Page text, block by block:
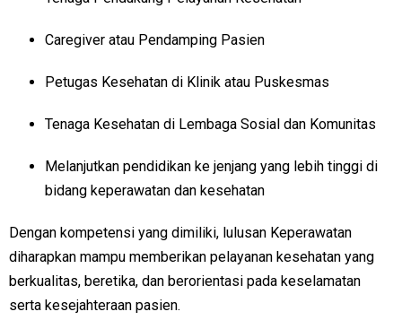
Caregiver atau Pendamping Pasien
Petugas Kesehatan di Klinik atau Puskesmas
Tenaga Kesehatan di Lembaga Sosial dan Komunitas
Melanjutkan pendidikan ke jenjang yang lebih tinggi di
bidang keperawatan dan kesehatan
Dengan kompetensi yang dimiliki, lulusan Keperawatan
diharapkan mampu memberikan pelayanan kesehatan yang
berkualitas, beretika, dan berorientasi pada keselamatan
serta kesejahteraan pasien.